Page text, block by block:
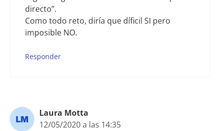
directo”.
Como todo reto, diría que díficil SI pero
imposible NO.
Responder
Laura Motta
12/05/2020 a las 14:35